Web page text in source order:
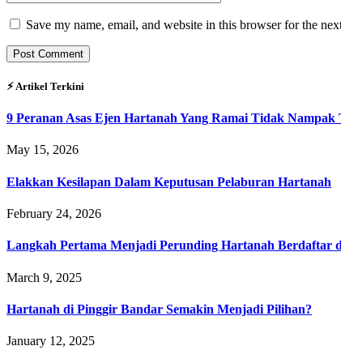
Save my name, email, and website in this browser for the
⚡︎ Artikel Terkini
9 Peranan Asas Ejen Hartanah Yang Ramai Tidak
May 15, 2026
Elakkan Kesilapan Dalam Keputusan Pelaburan Hartanah
February 24, 2026
Langkah Pertama Menjadi Perunding Hartanah Berdaftar
March 9, 2025
Hartanah di Pinggir Bandar Semakin Menjadi Pilihan?
January 12, 2025